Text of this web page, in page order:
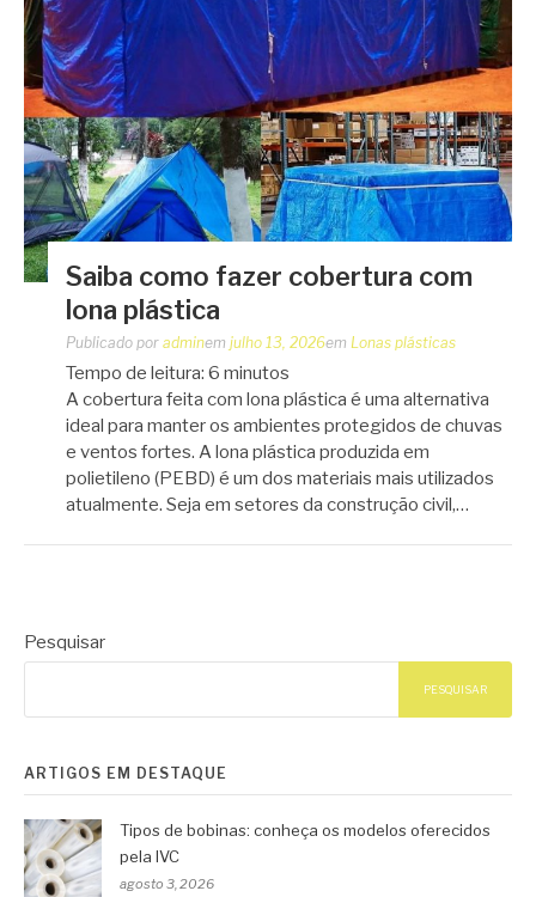
Saiba como fazer cobertura com
lona plástica
Publicado por adminem julho 13, 2026em Lonas plásticas
Tempo de leitura: 6 minutos
A cobertura feita com lona plástica é uma alternativa
ideal para manter os ambientes protegidos de chuvas
e ventos fortes. A lona plástica produzida em
polietileno (PEBD) é um dos materiais mais utilizados
atualmente. Seja em setores da construção civil,…
Pesquisar
PESQUISAR
ARTIGOS EM DESTAQUE
Tipos de bobinas: conheça os modelos oferecidos
pela IVC
agosto 3, 2026